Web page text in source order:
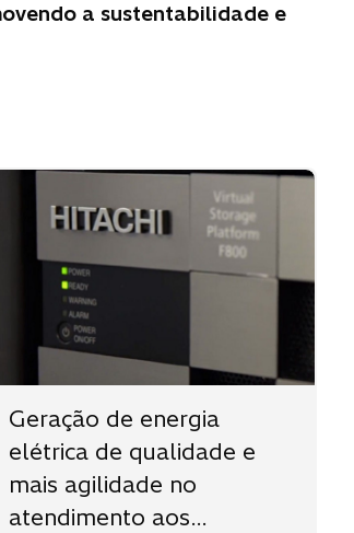
a sustentabilidade e
Geração de energia
elétrica de qualidade e
mais agilidade no
atendimento aos